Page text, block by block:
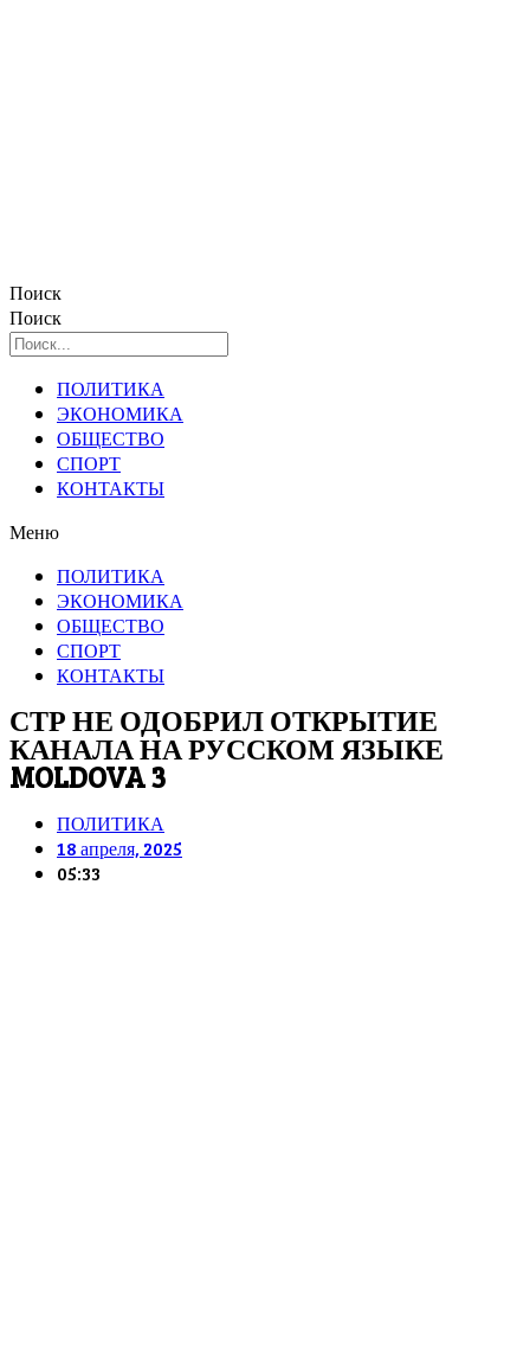
Поиск
Поиск
ПОЛИТИКА
ЭКОНОМИКА
ОБЩЕСТВО
СПОРТ
КОНТАКТЫ
Меню
ПОЛИТИКА
ЭКОНОМИКА
ОБЩЕСТВО
СПОРТ
КОНТАКТЫ
СТР НЕ ОДОБРИЛ ОТКРЫТИЕ
КАНАЛА НА РУССКОМ ЯЗЫКЕ
MOLDOVA 3
ПОЛИТИКА
18 апреля, 2025
05:33